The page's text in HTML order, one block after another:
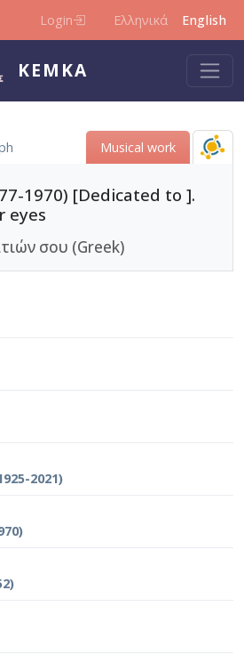
Login Ελληνικά English
KEMKA
Musical work
1970) [Dedicated to ].
eyes
σου (Greek)
2021)